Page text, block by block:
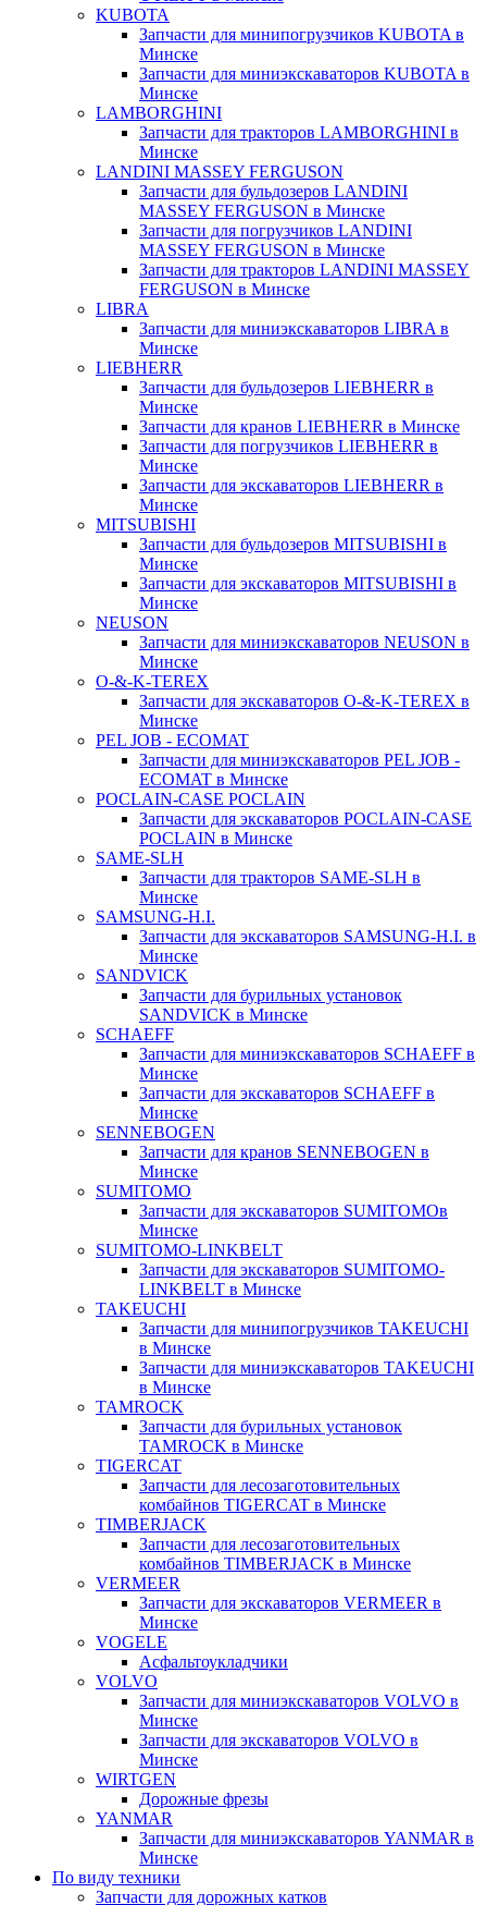
KUBOTA
Запчасти для минипогрузчиков KUBOTA в
Минске
Запчасти для миниэкскаваторов KUBOTA в
Минске
LAMBORGHINI
Запчасти для тракторов LAMBORGHINI в
Минске
LANDINI MASSEY FERGUSON
Запчасти для бульдозеров LANDINI
MASSEY FERGUSON в Минске
Запчасти для погрузчиков LANDINI
MASSEY FERGUSON в Минске
Запчасти для тракторов LANDINI MASSEY
FERGUSON в Минске
LIBRA
Запчасти для миниэкскаваторов LIBRA в
Минске
LIEBHERR
Запчасти для бульдозеров LIEBHERR в
Минске
Запчасти для кранов LIEBHERR в Минске
Запчасти для погрузчиков LIEBHERR в
Минске
Запчасти для экскаваторов LIEBHERR в
Минске
MITSUBISHI
Запчасти для бульдозеров MITSUBISHI в
Минске
Запчасти для экскаваторов MITSUBISHI в
Минске
NEUSON
Запчасти для миниэкскаваторов NEUSON в
Минске
O-&-K-TEREX
Запчасти для экскаваторов O-&-K-TEREX в
Минске
PEL JOB - ECOMAT
Запчасти для миниэкскаваторов PEL JOB -
ECOMAT в Минске
POCLAIN-CASE POCLAIN
Запчасти для экскаваторов POCLAIN-CASE
POCLAIN в Минске
SAME-SLH
Запчасти для тракторов SAME-SLH в
Минске
SAMSUNG-H.I.
Запчасти для экскаваторов SAMSUNG-H.I. в
Минске
SANDVICK
Запчасти для бурильных установок
SANDVICK в Минске
SCHAEFF
Запчасти для миниэкскаваторов SCHAEFF в
Минске
Запчасти для экскаваторов SCHAEFF в
Минске
SENNEBOGEN
Запчасти для кранов SENNEBOGEN в
Минске
SUMITOMO
Запчасти для экскаваторов SUMITOMOв
Минске
SUMITOMO-LINKBELT
Запчасти для экскаваторов SUMITOMO-
LINKBELT в Минске
TAKEUCHI
Запчасти для минипогрузчиков TAKEUCHI
в Минске
Запчасти для миниэкскаваторов TAKEUCHI
в Минске
TAMROCK
Запчасти для бурильных установок
TAMROCK в Минске
TIGERCAT
Запчасти для лесозаготовительных
комбайнов TIGERCAT в Минске
TIMBERJACK
Запчасти для лесозаготовительных
комбайнов TIMBERJACK в Минске
VERMEER
Запчасти для экскаваторов VERMEER в
Минске
VOGELE
Асфальтоукладчики
VOLVO
Запчасти для миниэкскаваторов VOLVO в
Минске
Запчасти для экскаваторов VOLVO в
Минске
WIRTGEN
Дорожные фрезы
YANMAR
Запчасти для миниэкскаваторов YANMAR в
Минске
По виду техники
Запчасти для дорожных катков